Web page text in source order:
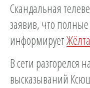
Скандальная
заявив, что
информирует
В сети разгорелся
высказываний